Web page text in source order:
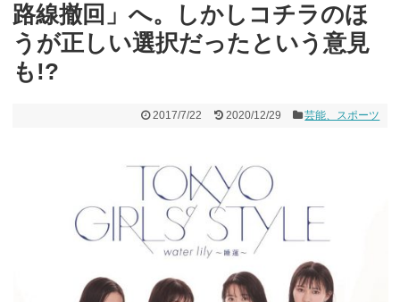
路線撤回」へ。しかしコチラのほ
うが正しい選択だったという意見
も!?
2017/7/22 2020/12/29 芸能、スポーツ